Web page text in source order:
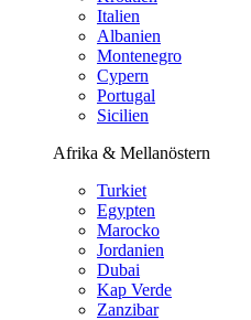
Italien
Albanien
Montenegro
Cypern
Portugal
Sicilien
Afrika & Mellanöstern
Turkiet
Egypten
Marocko
Jordanien
Dubai
Kap Verde
Zanzibar